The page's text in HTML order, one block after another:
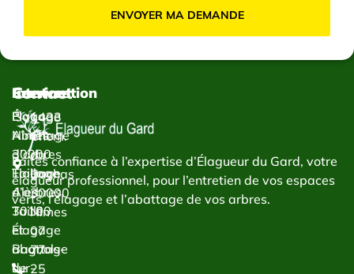
ENVOYER MA DEMANDE
Faites confiance à l’expertise d’Élagueur du Gard, votre
élagueur professionnel, pour l’entretien de vos espaces
verts, l’élagage et l’abattage de vos arbres.
Services
Élagage
Abattage
d’arbres
Taillage
d’arbres
Taille
et
abattage
de
Intervention
Élagage
Nîmes
30000
Élagage
Alès
30100
Élagage
Bagnols-
sur-
Contact
1433
Chem.
du
Bachas
30000
Nîmes
07
77
25